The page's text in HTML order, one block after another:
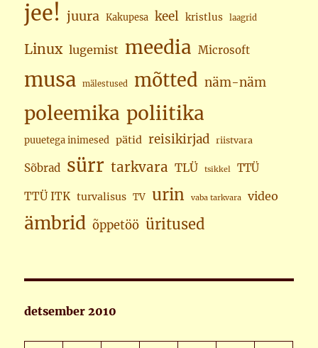
jee! juura Kakupesa keel kristlus laagrid
Linux lugemist meedia Microsoft
musa mälestused mõtted näm-näm
poleemika poliitika
puuetega inimesed pätid reisikirjad riistvara
Sõbrad sürr tarkvara TLÜ tsikkel TTÜ
TTÜ ITK turvalisus TV urin vaba tarkvara video
ämbrid õppetöö üritused
detsember 2010